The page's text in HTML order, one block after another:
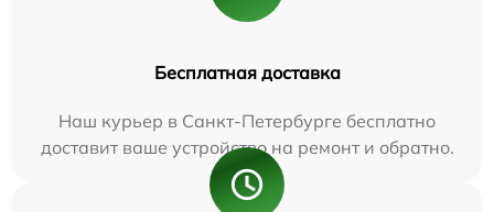
Бесплатная доставка
Наш курьер в Санкт-Петербурге бесплатно
доставит ваше устройство на ремонт и обратно.